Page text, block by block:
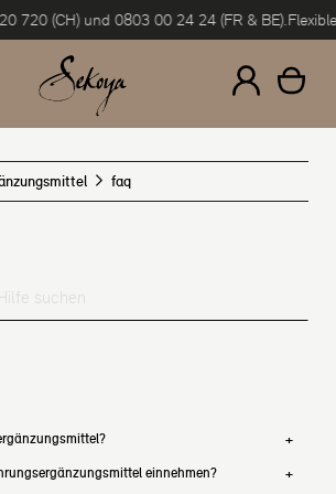
(CH) und 0803 00 24 24 (FR & BE).Flexible
faq
sind konzentrierte
einnehmen?